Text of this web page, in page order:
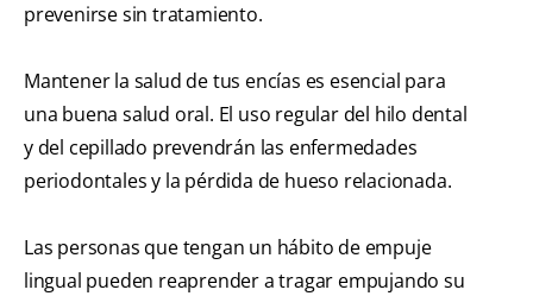
prevenirse sin tratamiento.
Mantener la salud de tus encías es esencial para
una buena salud oral. El uso regular del hilo dental
y del cepillado prevendrán las enfermedades
periodontales y la pérdida de hueso relacionada.
Las personas que tengan un hábito de empuje
lingual pueden reaprender a tragar empujando su